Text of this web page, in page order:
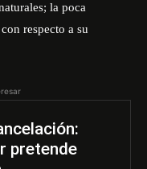
la poca
respecto a su
pretende